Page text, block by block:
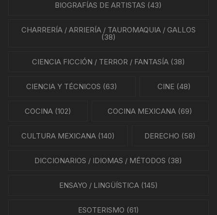
BIOGRAFÍAS DE ARTISTAS (43)
CHARRERÍA / ARRIERÍA / TAUROMAQUIA / GALLOS
(38)
CIENCIA FICCIÓN / TERROR / FANTASÍA(38)
CIENCIA Y TÉCNICOS (63) CINE(48)
COCINA(102) COCINA MEXICANA (69)
CULTURA MEXICANA(140) DERECHO (58)
DICCIONARIOS / IDIOMAS / MÉTODOS (38)
ENSAYO / LINGÜÍSTICA(145)
ESOTERISMO (61)